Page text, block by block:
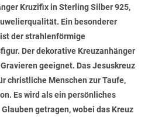
Kruzifix in Sterling Silber 925,
Ein besonderer
der strahlenförmige
Der dekorative Kreuzanhänger
geeignet. Das Jesuskreuz
christliche Menschen zur Taufe,
Es wird als ein persönliches
getragen, wobei das Kreuz